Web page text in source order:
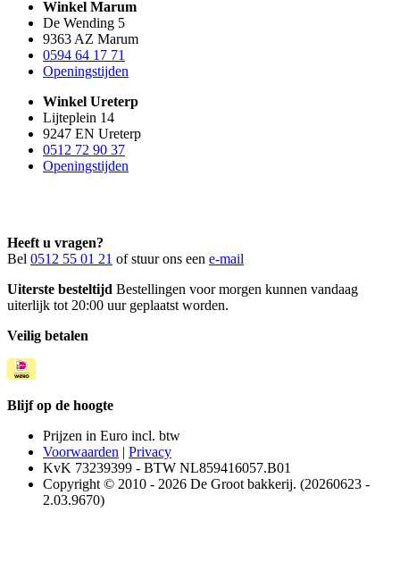
Winkel Marum
De Wending 5
9363 AZ Marum
0594 64 17 71
Openingstijden
Winkel Ureterp
Lijteplein 14
9247 EN Ureterp
0512 72 90 37
Openingstijden
Heeft u vragen?
Bel 0512 55 01 21 of stuur ons een e-mail
Uiterste besteltijd Bestellingen voor morgen kunnen vandaag
uiterlijk tot 20:00 uur geplaatst worden.
Veilig betalen
Blijf op de hoogte
Prijzen in Euro incl. btw
Voorwaarden | Privacy
KvK 73239399 - BTW NL859416057.B01
Copyright © 2010 - 2026 De Groot bakkerij. (20260623 -
2.03.9670)